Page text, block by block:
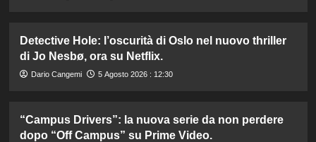
Detective Hole: l’oscurità di Oslo nel nuovo thriller
di Jo Nesbø, ora su Netflix.
Dario Cangemi 5 Agosto 2026 : 12:30
“Campus Drivers”: la nuova serie da non perdere
dopo “Off Campus” su Prime Video.